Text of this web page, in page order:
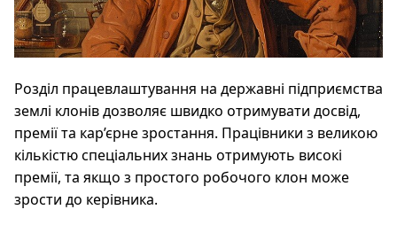
Розділ працевлаштування на державні підприємства
землі клонів дозволяє швидко отримувати досвід,
премії та кар’єрне зростання. Працівники з великою
кількістю спеціальних знань отримують високі
премії, та якщо з простого робочого клон може
зрости до керівника.